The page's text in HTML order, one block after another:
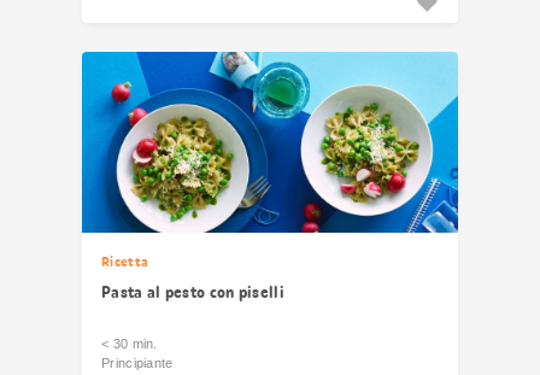
Ricetta
Pasta al pesto con piselli
< 30 min.
Principiante